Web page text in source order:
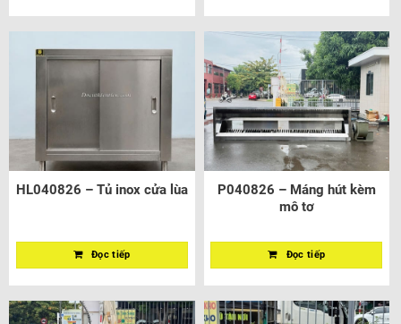
HL040826 – Tủ inox cửa lùa
Đọc tiếp
P040826 – Máng hút kèm
mô tơ
Đọc tiếp